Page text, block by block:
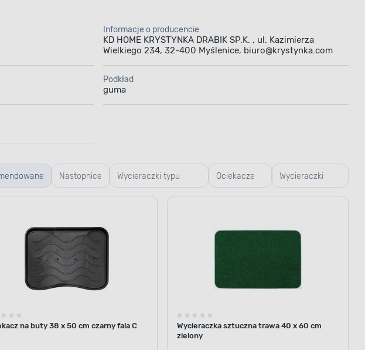
Informacje o producencie
KD HOME KRYSTYNKA DRABIK SP.K. , ul. Kazimierza
Wielkiego 234, 32-400 Myślenice, biuro@krystynka.com
Podkład
guma
Nastopnice Wycieraczki typu
plaster miodu
Ociekacze Wycieraczki
na buty 38 x 50 cm czarny fala C
Wycieraczka sztuczna trawa 40 x 60 cm
zielony